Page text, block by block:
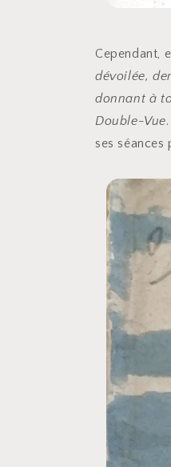
Cependant,
dévoilée,
donnant à
Double-Vue
ses séances